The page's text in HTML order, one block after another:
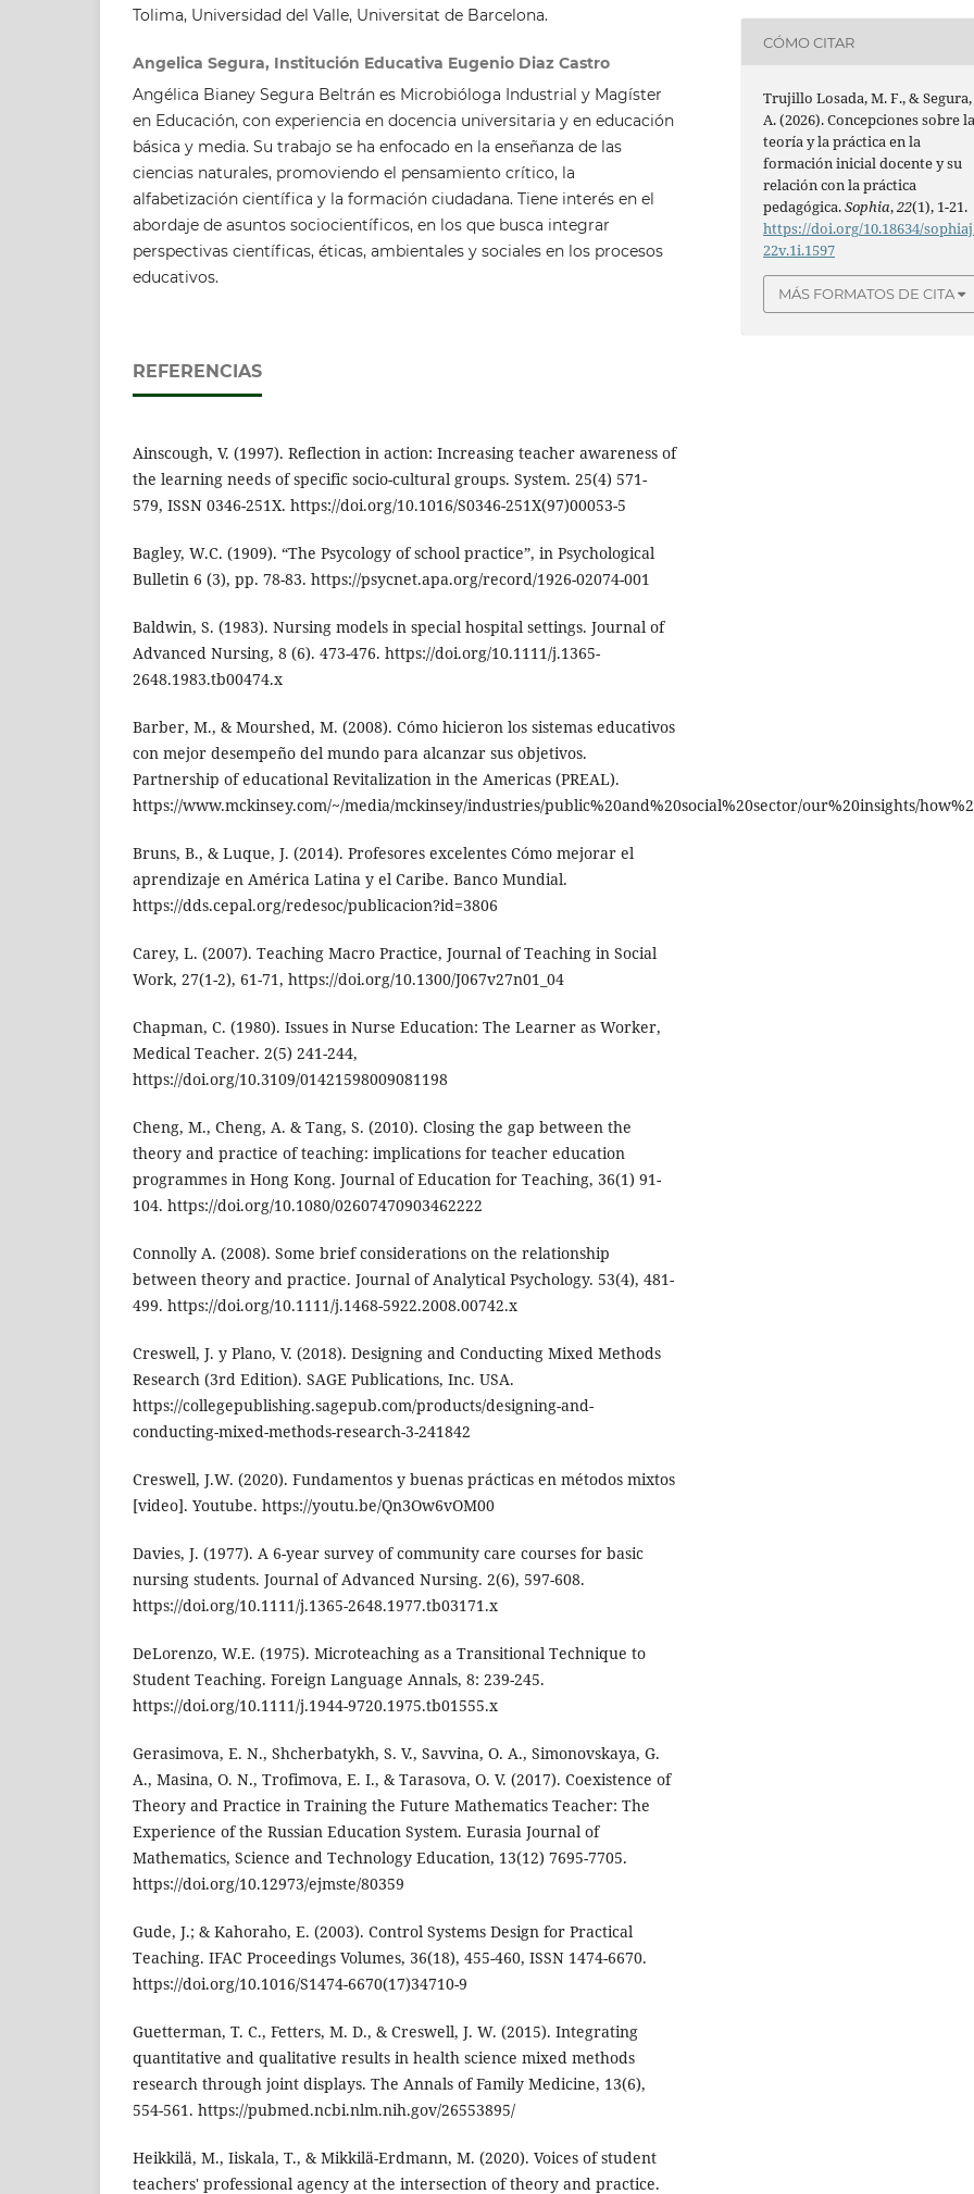
Tolima, Universidad del Valle, Universitat de Barcelona.
Angelica Segura, Institución Educativa Eugenio Diaz Castro
Angélica Bianey Segura Beltrán es Microbióloga Industrial y Magíster
en Educación, con experiencia en docencia universitaria y en educación
básica y media. Su trabajo se ha enfocado en la enseñanza de las
ciencias naturales, promoviendo el pensamiento crítico, la
alfabetización científica y la formación ciudadana. Tiene interés en el
abordaje de asuntos sociocientíficos, en los que busca integrar
perspectivas científicas, éticas, ambientales y sociales en los procesos
educativos.
REFERENCIAS
Ainscough, V. (1997). Reflection in action: Increasing teacher awareness of
the learning needs of specific socio-cultural groups. System. 25(4) 571-
579, ISSN 0346-251X. https://doi.org/10.1016/S0346-251X(97)00053-5
Bagley, W.C. (1909). “The Psycology of school practice”, in Psychological
Bulletin 6 (3), pp. 78-83. https://psycnet.apa.org/record/1926-02074-001
Baldwin, S. (1983). Nursing models in special hospital settings. Journal of
Advanced Nursing, 8 (6). 473-476. https://doi.org/10.1111/j.1365-
2648.1983.tb00474.x
Barber, M., & Mourshed, M. (2008). Cómo hicieron los sistemas educativos
con mejor desempeño del mundo para alcanzar sus objetivos.
Partnership of educational Revitalization in the Americas (PREAL).
https://www.mckinsey.com/~/media/mckinsey/industries/public%20and%20social%20sector/our%20insights/
Bruns, B., & Luque, J. (2014). Profesores excelentes Cómo mejorar el
aprendizaje en América Latina y el Caribe. Banco Mundial.
https://dds.cepal.org/redesoc/publicacion?id=3806
Carey, L. (2007). Teaching Macro Practice, Journal of Teaching in Social
Work, 27(1-2), 61-71, https://doi.org/10.1300/J067v27n01_04
Chapman, C. (1980). Issues in Nurse Education: The Learner as Worker,
Medical Teacher. 2(5) 241-244,
https://doi.org/10.3109/01421598009081198
Cheng, M., Cheng, A. & Tang, S. (2010). Closing the gap between the
theory and practice of teaching: implications for teacher education
programmes in Hong Kong. Journal of Education for Teaching, 36(1) 91-
104. https://doi.org/10.1080/02607470903462222
Connolly A. (2008). Some brief considerations on the relationship
between theory and practice. Journal of Analytical Psychology. 53(4), 481-
499. https://doi.org/10.1111/j.1468-5922.2008.00742.x
Creswell, J. y Plano, V. (2018). Designing and Conducting Mixed Methods
Research (3rd Edition). SAGE Publications, Inc. USA.
https://collegepublishing.sagepub.com/products/designing-and-
conducting-mixed-methods-research-3-241842
Creswell, J.W. (2020). Fundamentos y buenas prácticas en métodos mixtos
[video]. Youtube. https://youtu.be/Qn3Ow6vOM00
Davies, J. (1977). A 6-year survey of community care courses for basic
nursing students. Journal of Advanced Nursing. 2(6), 597-608.
https://doi.org/10.1111/j.1365-2648.1977.tb03171.x
DeLorenzo, W.E. (1975). Microteaching as a Transitional Technique to
Student Teaching. Foreign Language Annals, 8: 239-245.
https://doi.org/10.1111/j.1944-9720.1975.tb01555.x
Gerasimova, E. N., Shcherbatykh, S. V., Savvina, O. A., Simonovskaya, G.
A., Masina, O. N., Trofimova, E. I., & Tarasova, O. V. (2017). Coexistence of
Theory and Practice in Training the Future Mathematics Teacher: The
Experience of the Russian Education System. Eurasia Journal of
Mathematics, Science and Technology Education, 13(12) 7695-7705.
https://doi.org/10.12973/ejmste/80359
Gude, J.; & Kahoraho, E. (2003). Control Systems Design for Practical
Teaching. IFAC Proceedings Volumes, 36(18), 455-460, ISSN 1474-6670.
https://doi.org/10.1016/S1474-6670(17)34710-9
Guetterman, T. C., Fetters, M. D., & Creswell, J. W. (2015). Integrating
quantitative and qualitative results in health science mixed methods
research through joint displays. The Annals of Family Medicine, 13(6),
554-561. https://pubmed.ncbi.nlm.nih.gov/26553895/
Heikkilä, M., Iiskala, T., & Mikkilä-Erdmann, M. (2020). Voices of student
teachers' professional agency at the intersection of theory and practice.
CÓMO CITAR
Trujillo Losada, M. F., & Segura,
A. (2026). Concepciones sobre
teoría y la práctica en la
formación inicial docente y su
relación con la práctica
pedagógica.Sophia,22(1), 1-21.
https://doi.org/10.18634/
22v.1i.1597
MÁS FORMATOS DE CITA